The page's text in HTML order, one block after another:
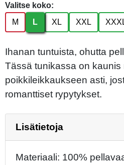
Valitse koko:
M
L XL XXL
Ihanan tuntuista, ohutta
Tässä tunikassa on kaunis
poikkileikkaukseen asti,
romanttiset rypytykset.
Lisätietoja
Materiaali: 100%